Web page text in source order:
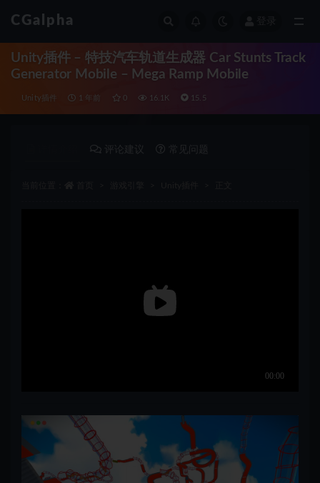
CGalpha
Unity插件 – 特技汽车轨道生成器 Car Stunts Track
Generator Mobile – Mega Ramp Mobile
Unity插件 1 年前 0 16.1K 15.5
评论建议 常见问题